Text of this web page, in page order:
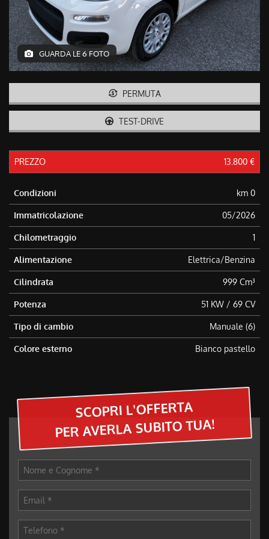
GUARDA LE 6 FOTO
PERMUTA
TEST-DRIVE
PREZZO 13.800 €
Condizioni km 0
Immatricolazione 05/2026
Chilometraggio 1
Alimentazione Elettrica/Benzina
Cilindrata 999 Cm³
Potenza 51 KW / 69 CV
Tipo di cambio Manuale (6)
Colore esterno Bianco pastello
SCOPRI L'OFFERTA
PER AVERLA SUBITO TUA!
tracciamento
che
adottiamo
per
offrire
le
svolgere
le
seguito
descritte.
Per
maggiori
sull'utilità
e
funzionamento
di
questi
strumenti
di
tracciamento
si
rimanda
alla
rivedere
e
modificare
le
tue
scelte
momento.